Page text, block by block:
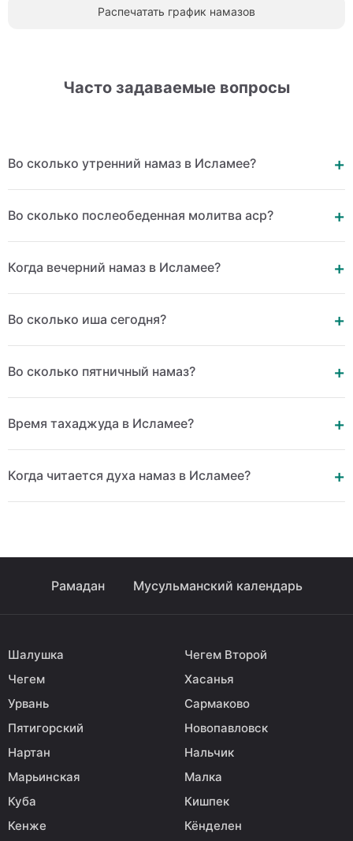
Распечатать график намазов
Часто задаваемые вопросы
Во сколько утренний намаз в Исламее?
Во сколько послеобеденная молитва аср?
Когда вечерний намаз в Исламее?
Во сколько иша сегодня?
Во сколько пятничный намаз?
Время тахаджуда в Исламее?
Когда читается духа намаз в Исламее?
Рамадан Мусульманский календарь
Шалушка
Чегем Второй
Чегем
Хасанья
Урвань
Сармаково
Пятигорский
Новопавловск
Нартан
Нальчик
Марьинская
Малка
Куба
Кишпек
Кенже
Кёнделен